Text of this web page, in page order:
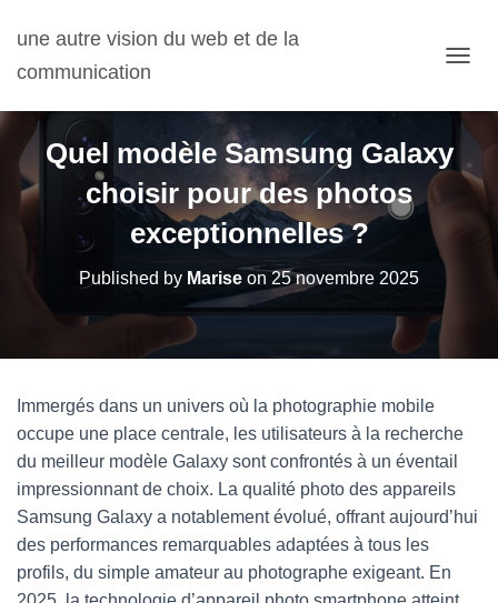
une autre vision du web et de la
communication
Quel modèle Samsung Galaxy
choisir pour des photos
exceptionnelles ?
Published by Marise on25 novembre 2025
Immergés dans un univers où la photographie mobile
occupe une place centrale, les utilisateurs à la recherche
du meilleur modèle Galaxy sont confrontés à un éventail
impressionnant de choix. La qualité photo des appareils
Samsung Galaxy a notablement évolué, offrant aujourd’hui
des performances remarquables adaptées à tous les
profils, du simple amateur au photographe exigeant. En